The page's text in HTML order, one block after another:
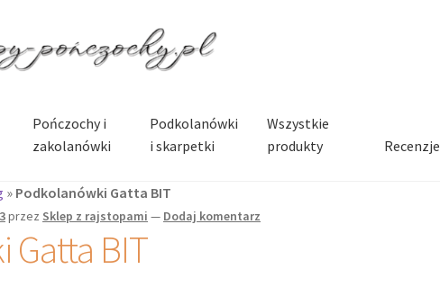
Pończochy i
zakolanówki
Podkolanówki
i skarpetki
Wszystkie
produkty
Recenzje
» Podkolanówki Gatta BIT
przez Sklep z rajstopami — Dodaj komentarz
Gatta BIT